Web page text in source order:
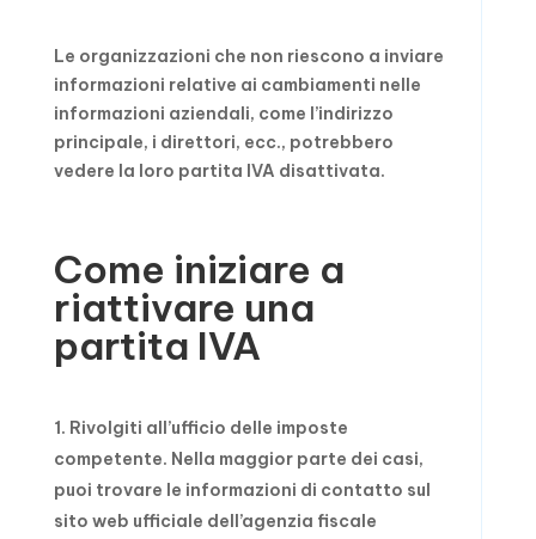
Le organizzazioni che non riescono a inviare
informazioni relative ai cambiamenti nelle
informazioni aziendali, come l’indirizzo
principale, i direttori, ecc., potrebbero
vedere la loro partita IVA disattivata.
Come iniziare a
riattivare una
partita IVA
Rivolgiti all’ufficio delle imposte
competente. Nella maggior parte dei casi,
puoi trovare le informazioni di contatto sul
sito web ufficiale dell’agenzia fiscale